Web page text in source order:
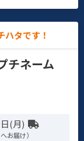
ハタです！
チネーム
(月)
お届け）